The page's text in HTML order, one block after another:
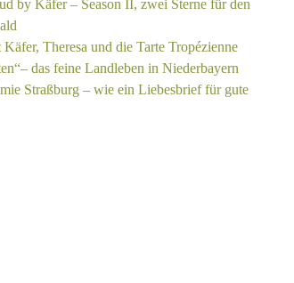
by Käfer – Season II, zwei Sterne für den
Käfer, Theresa und die Tarte Tropézienne
das feine Landleben in Niederbayern
Straßburg – wie ein Liebesbrief für gute